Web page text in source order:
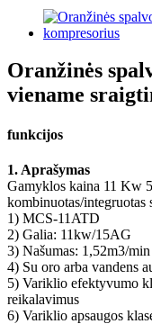
Oranžinės
viename
funkcijos
1. Aprašymas
Gamyklos kaina 11 Kw
kombinuotas/integruotas
1) MCS-11ATD
2) Galia: 11kw/15AG
3) Našumas: 1,52m3/
4) Su oro arba vandens
5) Variklio efektyvumo
reikalavimus
6) Variklio apsaugos